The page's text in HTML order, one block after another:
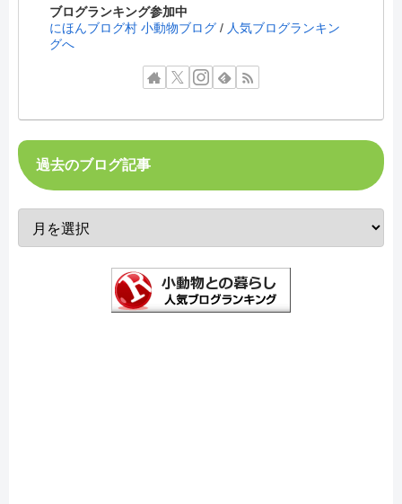
ブログランキング参加中
にほんブログ村 小動物ブログ / 人気ブログランキン
グへ
過去のブログ記事